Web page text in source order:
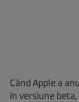
Când Apple a
în versiune